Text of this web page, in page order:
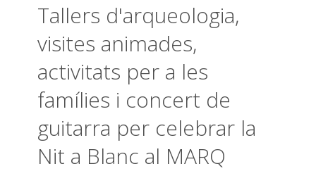
Tallers d'arqueologia,
visites animades,
activitats per a les
famílies i concert de
guitarra per celebrar la
Nit a Blanc al MARQ